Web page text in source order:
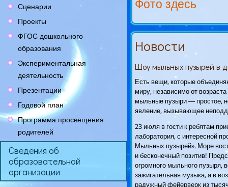
Сценарии
Проекты
ФГОС дошкольного
образования
Экспериментальная
деятельность
Презентации
Годовой план
Программа просвещения
родителей
Сведения об
образовательной
организации
Фото здесь
Новости
Шоу мыльных пузырей в
Есть вещи, которые
миру, независимо от
мыльные пузыри — простое,
явление, вызывающее
23 июля в гости к ребятам
лаборатория, с интересной
Мыльных пузырей». Море
и бесконечный позитив!
огромного мыльного пузыря,
зажигательная музыка, а в